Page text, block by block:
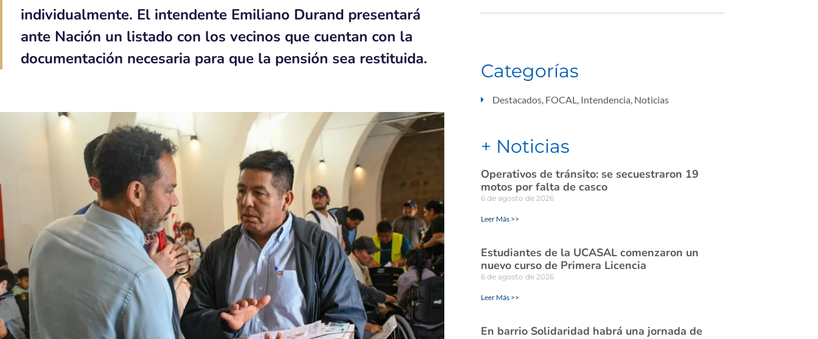
individualmente. El intendente Emiliano Durand presentará
ante Nación un listado con los vecinos que cuentan con la
documentación necesaria para que la pensión sea restituida.
Categorías
Destacados, FOCAL, Intendencia, Noticias
+ Noticias
Operativos de tránsito: se secuestraron 19
motos por falta de casco
6 de agosto de 2026
Leer Más >>
Estudiantes de la UCASAL comenzaron un
nuevo curso de Primera Licencia
6 de agosto de 2026
Leer Más >>
En barrio Solidaridad habrá una jornada de